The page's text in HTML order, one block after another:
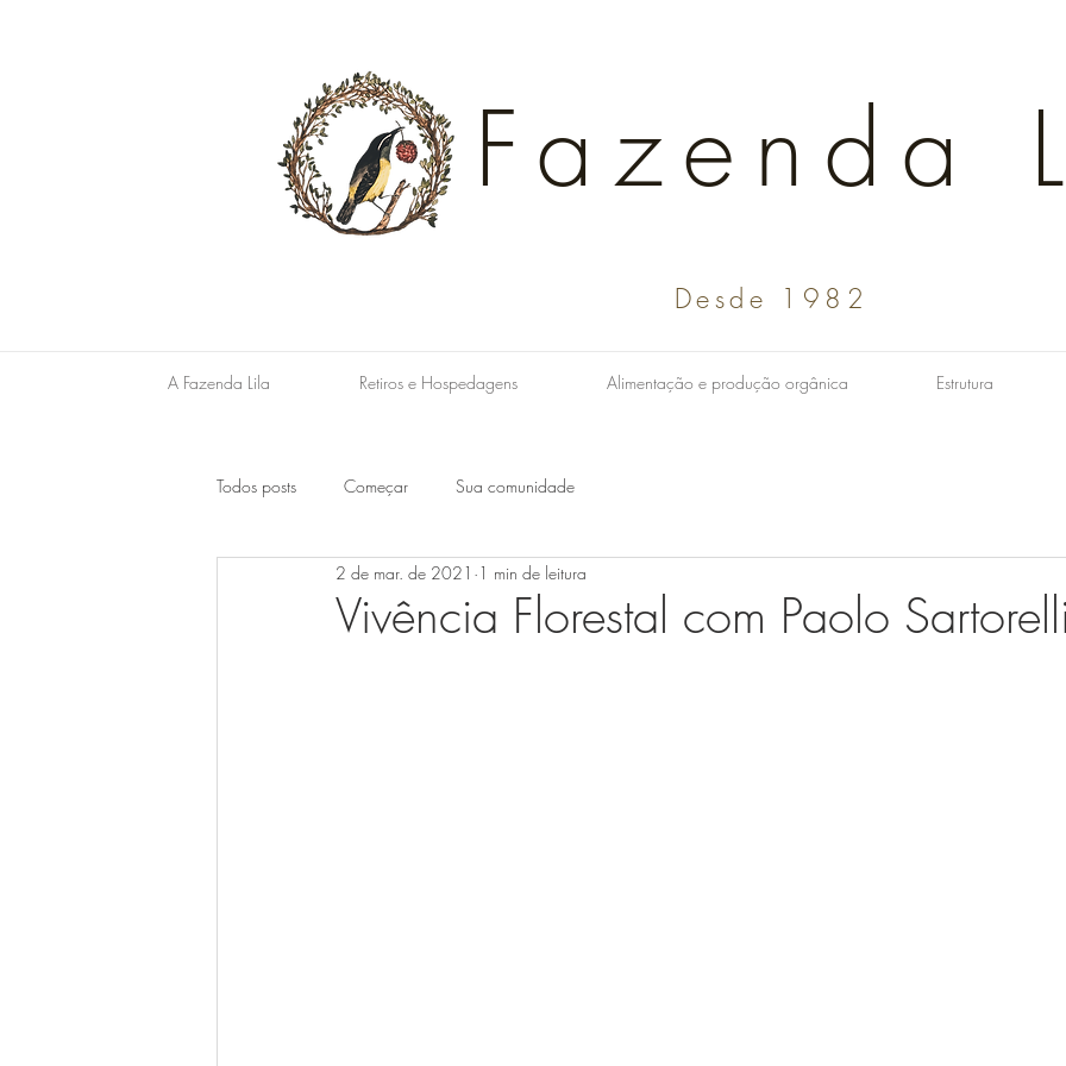
Fazenda
Desde 1982
A Fazenda Lila Retiros e Hospedagens Alimentação e produção orgânica Estrutura
Todos posts Começar Sua comunidade
Vivência Florestal com Paolo
2 de mar. de 2021 1 min de leitura